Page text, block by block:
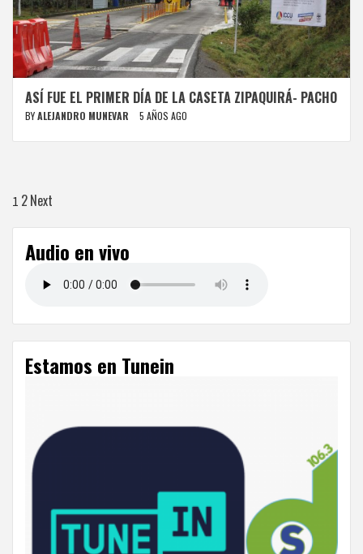
ASÍ FUE EL PRIMER DÍA DE LA CASETA ZIPAQUIRÁ- PACHO
BYALEJANDRO MUNEVAR 5 AÑOS AGO
Paginación
de
entradas
1 2Next
Audio en vivo
Estamos en Tunein